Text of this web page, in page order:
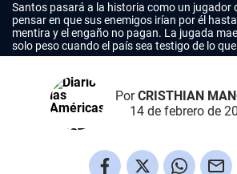
Santos pasará a la historia como un jugador
pensar en que sus enemigos irían por él
mentira y el engaño no pagan. La jugada
solo peso cuando el país sea testigo de lo
PorCRISTHIAN
14 de febrero de